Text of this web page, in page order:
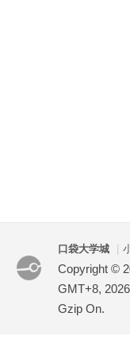
口袋大学城
Copyright ©
GMT+8,
Gzip On.